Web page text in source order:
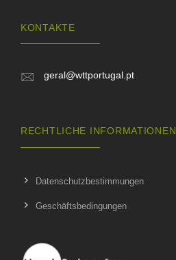
KONTAKTE
geral@wttportugal.pt
RECHTLICHE INFORMATIONEN
Datenschutzbestimmungen
Geschäftsbedingungen